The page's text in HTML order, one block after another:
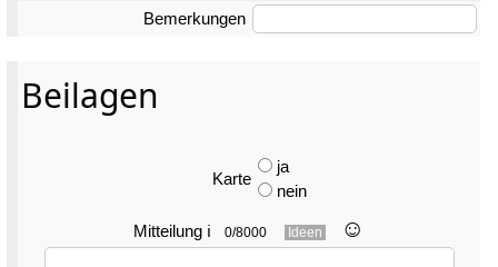
Bemerkungen
Beilagen
Karte
ja
nein
Mitteilung ℹ 0/8000 Ideen ☺︎